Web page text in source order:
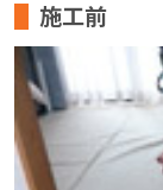
施工前